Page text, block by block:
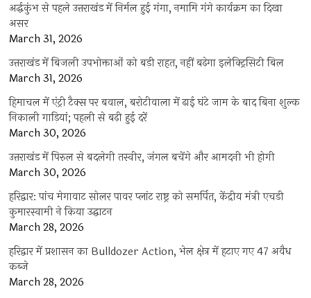
अर्द्धकुंभ से पहले उत्तराखंड में निर्मल हुई गंगा, नमामि गंगे कार्यक्रम का दिखा
असर
March 31, 2026
उत्तराखंड में बिजली उपभोक्ताओं को बड़ी राहत, नहीं बढ़ेगा इलेक्ट्रिसिटी बिल
March 31, 2026
हिमाचल में एंट्री टैक्स पर बवाल, बरोटीवाला में ढाई घंटे जाम के बाद बिना शुल्क
निकाली गाड़ियां; पहली से बढ़ी हुई दरें
March 30, 2026
उत्तराखंड में पिरुल से बदलेगी तस्वीर, जंगल बचेंगे और आमदनी भी होगी
March 30, 2026
हरिद्वार: पांच मेगावाट सोलर पावर प्लांट राष्ट्र को समर्पित, केंद्रीय मंत्री एचडी
कुमारस्वामी ने किया उद्घाटन
March 28, 2026
हरिद्वार में प्रशासन का Bulldozer Action, भेल क्षेत्र में हटाए गए 47 अवैध
कब्जे
March 28, 2026